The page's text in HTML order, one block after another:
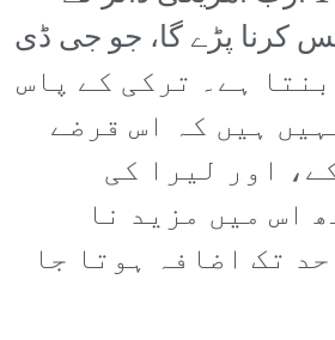
کرنا پڑے گا، جو جی ڈی
فیصد بنتا ہے۔ ترکی کے پاس
ہیں کہ اس قرضے
اور لیرا کی
اس میں مزید نا
تک اضافہ ہوتا جا